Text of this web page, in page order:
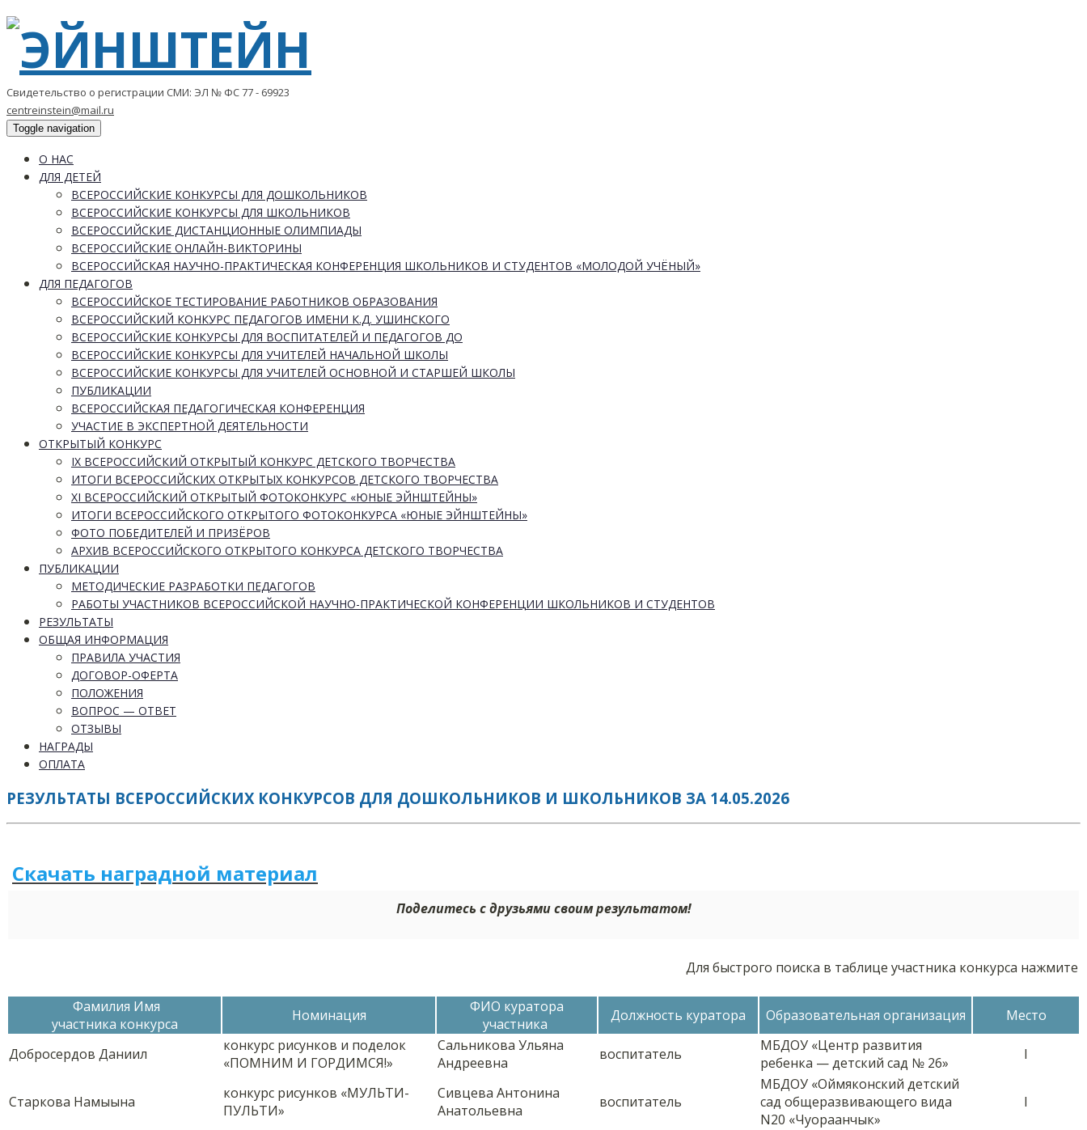
Свидетельство о регистрации СМИ: ЭЛ № ФС 77 - 69923
centreinstein@mail.ru
Toggle navigation
О НАС
ДЛЯ ДЕТЕЙ
ВСЕРОССИЙСКИЕ КОНКУРСЫ ДЛЯ ДОШКОЛЬНИКОВ
ВСЕРОССИЙСКИЕ КОНКУРСЫ ДЛЯ ШКОЛЬНИКОВ
ВСЕРОССИЙСКИЕ ДИСТАНЦИОННЫЕ ОЛИМПИАДЫ
ВСЕРОССИЙСКИЕ ОНЛАЙН-ВИКТОРИНЫ
ВСЕРОССИЙСКАЯ НАУЧНО-ПРАКТИЧЕСКАЯ КОНФЕРЕНЦИЯ ШКОЛЬНИКОВ И СТУДЕНТОВ «МОЛОДОЙ УЧЁНЫЙ»
ДЛЯ ПЕДАГОГОВ
ВСЕРОССИЙСКОЕ ТЕСТИРОВАНИЕ РАБОТНИКОВ ОБРАЗОВАНИЯ
ВСЕРОССИЙСКИЙ КОНКУРС ПЕДАГОГОВ ИМЕНИ К.Д. УШИНСКОГО
ВСЕРОССИЙСКИЕ КОНКУРСЫ ДЛЯ ВОСПИТАТЕЛЕЙ И ПЕДАГОГОВ ДО
ВСЕРОССИЙСКИЕ КОНКУРСЫ ДЛЯ УЧИТЕЛЕЙ НАЧАЛЬНОЙ ШКОЛЫ
ВСЕРОССИЙСКИЕ КОНКУРСЫ ДЛЯ УЧИТЕЛЕЙ ОСНОВНОЙ И СТАРШЕЙ ШКОЛЫ
ПУБЛИКАЦИИ
ВСЕРОССИЙСКАЯ ПЕДАГОГИЧЕСКАЯ КОНФЕРЕНЦИЯ
УЧАСТИЕ В ЭКСПЕРТНОЙ ДЕЯТЕЛЬНОСТИ
ОТКРЫТЫЙ КОНКУРС
IX ВСЕРОССИЙСКИЙ ОТКРЫТЫЙ КОНКУРС ДЕТСКОГО ТВОРЧЕСТВА
ИТОГИ ВСЕРОССИЙСКИХ ОТКРЫТЫХ КОНКУРСОВ ДЕТСКОГО ТВОРЧЕСТВА
XI ВСЕРОССИЙСКИЙ ОТКРЫТЫЙ ФОТОКОНКУРС «ЮНЫЕ ЭЙНШТЕЙНЫ»
ИТОГИ ВСЕРОССИЙСКОГО ОТКРЫТОГО ФОТОКОНКУРСА «ЮНЫЕ ЭЙНШТЕЙНЫ»
ФОТО ПОБЕДИТЕЛЕЙ И ПРИЗЁРОВ
АРХИВ ВСЕРОССИЙСКОГО ОТКРЫТОГО КОНКУРСА ДЕТСКОГО ТВОРЧЕСТВА
ПУБЛИКАЦИИ
МЕТОДИЧЕСКИЕ РАЗРАБОТКИ ПЕДАГОГОВ
РАБОТЫ УЧАСТНИКОВ ВСЕРОССИЙСКОЙ НАУЧНО-ПРАКТИЧЕСКОЙ КОНФЕРЕНЦИИ ШКОЛЬНИКОВ И СТУДЕНТОВ
РЕЗУЛЬТАТЫ
ОБЩАЯ ИНФОРМАЦИЯ
ПРАВИЛА УЧАСТИЯ
ДОГОВОР-ОФЕРТА
ПОЛОЖЕНИЯ
ВОПРОС — ОТВЕТ
ОТЗЫВЫ
НАГРАДЫ
ОПЛАТА
РЕЗУЛЬТАТЫ ВСЕРОССИЙСКИХ КОНКУРСОВ ДЛЯ ДОШКОЛЬНИКОВ И ШКОЛЬНИКОВ ЗА 14.05.2026
Скачать наградной материал
Поделитесь с друзьями своим результатом!
Для быстрого поиска в таблице участника конкурса нажмите
Фамилия Имя
участника конкурса
Номинация
ФИО куратора
участника
Должность куратора Образовательная организация Место
Добросердов Даниил
конкурс рисунков и поделок
«ПОМНИМ И ГОРДИМСЯ!»
Сальникова Ульяна
Андреевна
воспитатель
МБДОУ «Центр развития
ребенка — детский сад № 26»
I
Старкова Намыына
конкурс рисунков «МУЛЬТИ-
ПУЛЬТИ»
Сивцева Антонина
Анатольевна
воспитатель
МБДОУ «Оймяконский детский
сад общеразвивающего вида
N20 «Чуораанчык»
I